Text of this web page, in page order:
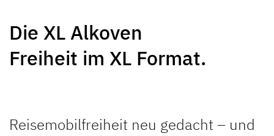
GLOBEBUS
PERFORMANCE 4X4
PERFORMANCE
Die XL Alkoven
Freiheit im XL Format.
Reisemobilfreiheit neu gedacht – und